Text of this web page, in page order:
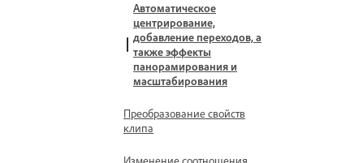
Автоматическое
центрирование,
добавление переходов, а
также эффекты
панорамирования и
масштабирования
Преобразование свойств
клипа
Изменение соотношения